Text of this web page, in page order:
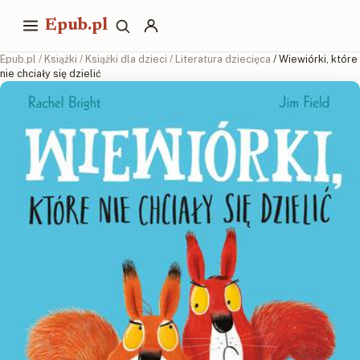
Epub.pl
Epub.pl / Książki / Książki dla dzieci / Literatura dziecięca / Wiewiórki, które
nie chciały się dzielić